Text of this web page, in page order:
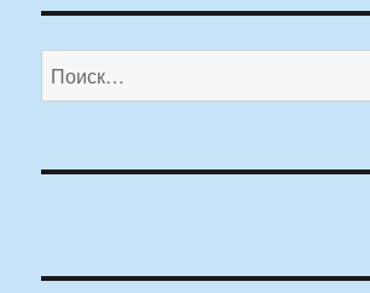
Искать: